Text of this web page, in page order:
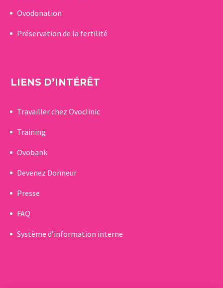
Ovodonation
Préservation de la fertilité
LIENS D’INTÉRÊT
Travailler chez Ovoclinic
Training
Ovobank
Devenez Donneur
Presse
FAQ
Système d’information interne